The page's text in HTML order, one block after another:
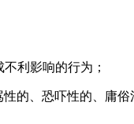
利影响的行为；
的、恐吓性的、庸俗